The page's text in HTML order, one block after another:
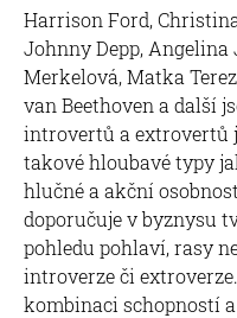
Harrison Ford,
Johnny Depp, Angelina
Merkelová, Matka
van Beethoven a další
introvertů a extrovertů
takové hloubavé typy
hlučné a akční
doporučuje v byznysu
pohledu pohlaví, rasy
introverze či
kombinaci schopností